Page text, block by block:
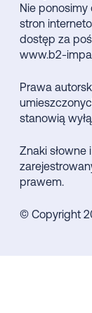
Nie
stron
dostęp za
www.b2-
Prawa
stanowią
Znaki słowne
prawem.
© Copyright